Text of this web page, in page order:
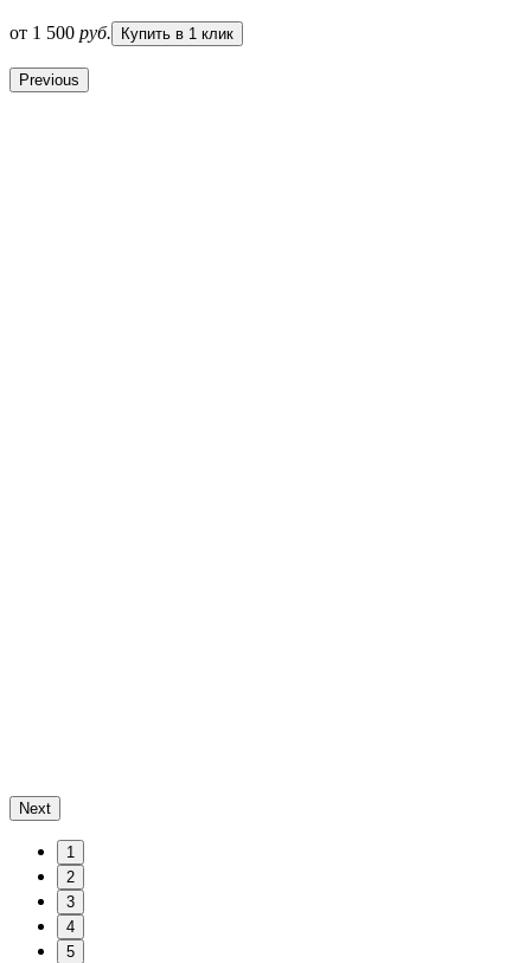
1 500 руб. Купить в 1 клик
Previous
Next
1
2
3
4
5